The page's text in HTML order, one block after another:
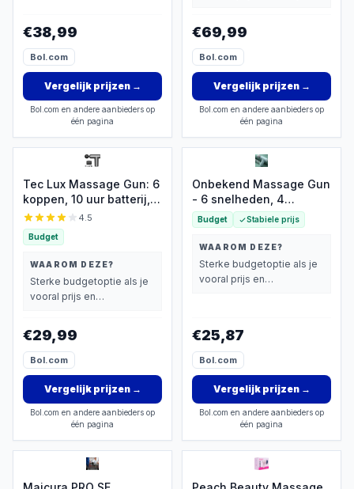
€38,99
Bol.com
Vergelijk prijzen→
Bol.com en andere aanbieders op
één pagina
€69,99
Bol.com
Vergelijk prijzen→
Bol.com en andere aanbieders op
één pagina
Tec Lux Massage Gun: 6
koppen, 10 uur batterij,
€29,99
4.5
Budget
WAAROM DEZE?
Sterke budgetoptie als je
vooral prijs en
€29,99
Bol.com
Vergelijk prijzen→
Bol.com en andere aanbieders op
één pagina
Onbekend Massage Gun
- 6 snelheden, 4
opzetstukken, Type-C
Budget Stabiele prijs
WAAROM DEZE?
Sterke budgetoptie als je
vooral prijs en
€25,87
Bol.com
Vergelijk prijzen→
Bol.com en andere aanbieders op
één pagina